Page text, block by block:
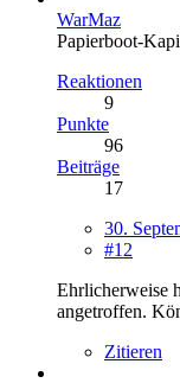
WarMaz
Papierboot-
Reaktionen
9
Punkte
96
Beiträge
17
30.
#12
Ehrlicherweise
angetroffen.
Zitieren